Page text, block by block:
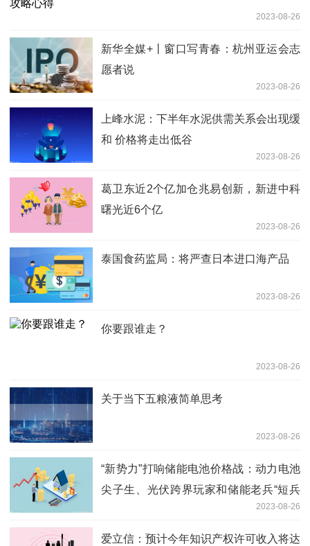
2023-08-26
新华全媒+丨窗口写青春：杭州亚运会志
愿者说
2023-08-26
上峰水泥：下半年水泥供需关系会出现缓
和 价格将走出低谷
2023-08-26
葛卫东近2个亿加仓兆易创新，新进中科
曙光近6个亿
2023-08-26
泰国食药监局：将严查日本进口海产品
2023-08-26
你要跟谁走？
2023-08-26
关于当下五粮液简单思考
2023-08-26
“新势力”打响储能电池价格战：动力电池
尖子生、光伏跨界玩家和储能老兵“短兵
2023-08-26
爱立信：预计今年知识产权许可收入将达